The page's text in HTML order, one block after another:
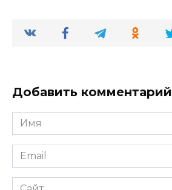
Добавить комментарий
Имя
*
Email
*
Сайт